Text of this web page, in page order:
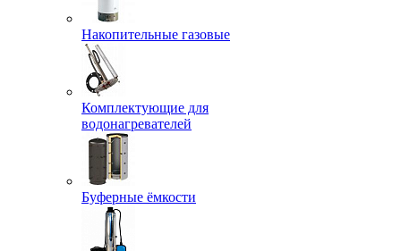
Накопительные газовые
Комплектующие для
водонагревателей
Буферные ёмкости